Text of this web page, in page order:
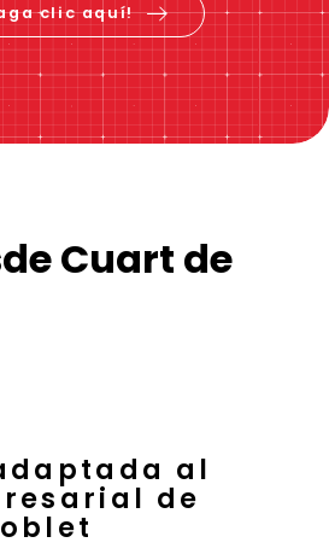
clic aquí!
Cuart de
al
de